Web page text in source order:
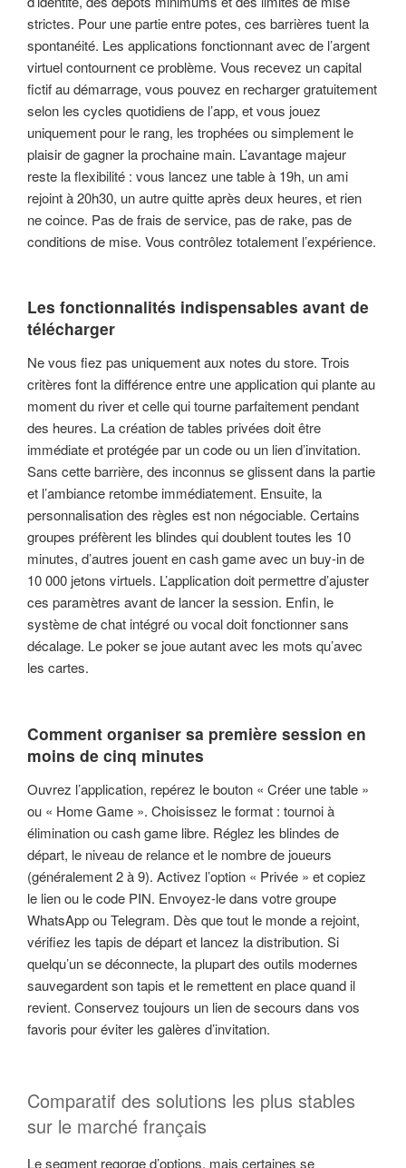
strictes. Pour une partie entre potes, ces barrières tuent la
spontanéité. Les applications fonctionnant avec de l’argent
virtuel contournent ce problème. Vous recevez un capital
fictif au démarrage, vous pouvez en recharger gratuitement
selon les cycles quotidiens de l’app, et vous jouez
uniquement pour le rang, les trophées ou simplement le
plaisir de gagner la prochaine main. L’avantage majeur
reste la flexibilité : vous lancez une table à 19h, un ami
rejoint à 20h30, un autre quitte après deux heures, et rien
ne coince. Pas de frais de service, pas de rake, pas de
conditions de mise. Vous contrôlez totalement l’expérience.
Les fonctionnalités indispensables avant de
télécharger
Ne vous fiez pas uniquement aux notes du store. Trois
critères font la différence entre une application qui plante au
moment du river et celle qui tourne parfaitement pendant
des heures. La création de tables privées doit être
immédiate et protégée par un code ou un lien d’invitation.
Sans cette barrière, des inconnus se glissent dans la partie
et l’ambiance retombe immédiatement. Ensuite, la
personnalisation des règles est non négociable. Certains
groupes préfèrent les blindes qui doublent toutes les 10
minutes, d’autres jouent en cash game avec un buy-in de
10 000 jetons virtuels. L’application doit permettre d’ajuster
ces paramètres avant de lancer la session. Enfin, le
système de chat intégré ou vocal doit fonctionner sans
décalage. Le poker se joue autant avec les mots qu’avec
les cartes.
Comment organiser sa première session en
moins de cinq minutes
Ouvrez l’application, repérez le bouton « Créer une table »
ou « Home Game ». Choisissez le format : tournoi à
élimination ou cash game libre. Réglez les blindes de
départ, le niveau de relance et le nombre de joueurs
(généralement 2 à 9). Activez l’option « Privée » et copiez
le lien ou le code PIN. Envoyez-le dans votre groupe
WhatsApp ou Telegram. Dès que tout le monde a rejoint,
vérifiez les tapis de départ et lancez la distribution. Si
quelqu’un se déconnecte, la plupart des outils modernes
sauvegardent son tapis et le remettent en place quand il
revient. Conservez toujours un lien de secours dans vos
favoris pour éviter les galères d’invitation.
Comparatif des solutions les plus stables
sur le marché français
Le segment regorge d’options, mais certaines se